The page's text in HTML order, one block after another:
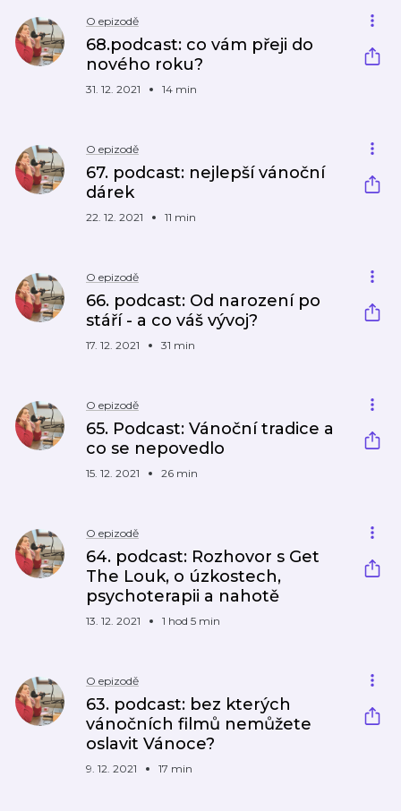
O epizodě
68.podcast: co vám přeji do
nového roku?
31. 12. 2021 14 min
O epizodě
67. podcast: nejlepší vánoční
dárek
22. 12. 2021 11 min
O epizodě
66. podcast: Od narození po
stáří - a co váš vývoj?
17. 12. 2021 31 min
O epizodě
65. Podcast: Vánoční tradice a
co se nepovedlo
15. 12. 2021 26 min
O epizodě
64. podcast: Rozhovor s Get
The Louk, o úzkostech,
psychoterapii a nahotě
13. 12. 2021 1 hod 5 min
O epizodě
63. podcast: bez kterých
vánočních filmů nemůžete
oslavit Vánoce?
9. 12. 2021 17 min